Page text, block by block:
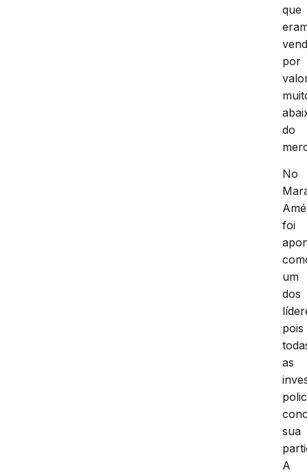
que
por
do
No
foi
um
dos
pois
as
sua
A